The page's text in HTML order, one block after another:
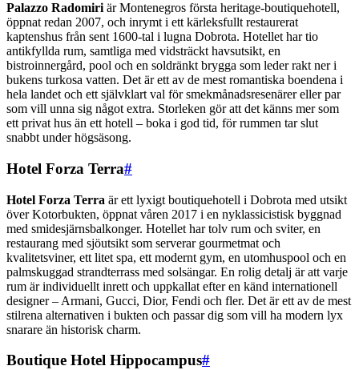
Palazzo Radomiri är Montenegros första heritage-boutiquehotell,
öppnat redan 2007, och inrymt i ett kärleksfullt restaurerat
kaptenshus från sent 1600-tal i lugna Dobrota. Hotellet har tio
antikfyllda rum, samtliga med vidsträckt havsutsikt, en
bistroinnergård, pool och en soldränkt brygga som leder rakt ner i
bukens turkosa vatten. Det är ett av de mest romantiska boendena i
hela landet och ett självklart val för smekmånadsresenärer eller par
som vill unna sig något extra. Storleken gör att det känns mer som
ett privat hus än ett hotell – boka i god tid, för rummen tar slut
snabbt under högsäsong.
Hotel Forza Terra#
Hotel Forza Terra är ett lyxigt boutiquehotell i Dobrota med utsikt
över Kotorbukten, öppnat våren 2017 i en nyklassicistisk byggnad
med smidesjärnsbalkonger. Hotellet har tolv rum och sviter, en
restaurang med sjöutsikt som serverar gourmetmat och
kvalitetsviner, ett litet spa, ett modernt gym, en utomhuspool och en
palmskuggad strandterrass med solsängar. En rolig detalj är att varje
rum är individuellt inrett och uppkallat efter en känd internationell
designer – Armani, Gucci, Dior, Fendi och fler. Det är ett av de mest
stilrena alternativen i bukten och passar dig som vill ha modern lyx
snarare än historisk charm.
Boutique Hotel Hippocampus#